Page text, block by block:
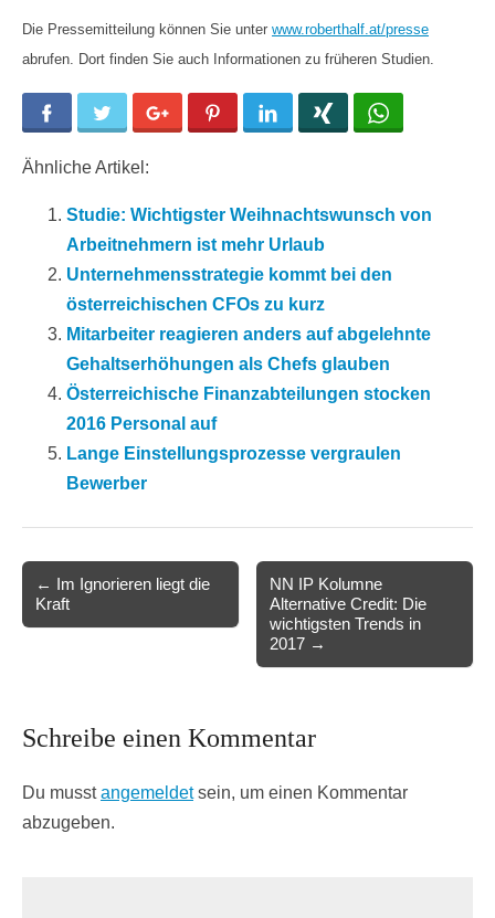
Die Pressemitteilung können Sie unter www.roberthalf.at/presse
abrufen. Dort finden Sie auch Informationen zu früheren Studien.
Facebook Twitter Google+ Pinterest LinkedIn
Ähnliche Artikel:
Studie: Wichtigster Weihnachtswunsch von
Arbeitnehmern ist mehr Urlaub
Unternehmensstrategie kommt bei den
österreichischen CFOs zu kurz
Mitarbeiter reagieren anders auf abgelehnte
Gehaltserhöhungen als Chefs glauben
Österreichische Finanzabteilungen stocken
2016 Personal auf
Lange Einstellungsprozesse vergraulen
Bewerber
navigation
← Im Ignorieren liegt die
Kraft
NN IP Kolumne
Alternative Credit: Die
wichtigsten Trends in
2017 →
Schreibe einen Kommentar
Du musstangemeldetsein, um einen Kommentar
abzugeben.